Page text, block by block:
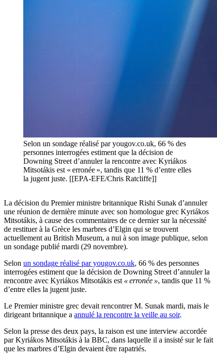
Selon un sondage réalisé par yougov.co.uk, 66 % des
personnes interrogées estiment que la décision de
Downing Street d’annuler la rencontre avec Kyriákos
Mitsotákis est « erronée », tandis que 11 % d’entre elles
la jugent juste. [[EPA-EFE/Chris Ratcliffe]]
La décision du Premier ministre britannique Rishi Sunak d’annuler
une réunion de dernière minute avec son homologue grec Kyriákos
Mitsotákis, à cause des commentaires de ce dernier sur la nécessité
de restituer à la Grèce les marbres d’Elgin qui se trouvent
actuellement au British Museum, a nui à son image publique, selon
un sondage publié mardi (29 novembre).
Selon un sondage réalisé par yougov.co.uk, 66 % des personnes
interrogées estiment que la décision de Downing Street d’annuler la
rencontre avec Kyriákos Mitsotákis est « erronée », tandis que 11 %
d’entre elles la jugent juste.
Le Premier ministre grec devait rencontrer M. Sunak mardi, mais le
dirigeant britannique a annulé la rencontre la veille au soir.
Selon la presse des deux pays, la raison est une interview accordée
par Kyriákos Mitsotákis à la BBC, dans laquelle il a insisté sur le fait
que les marbres d’Elgin devaient être rapatriés.